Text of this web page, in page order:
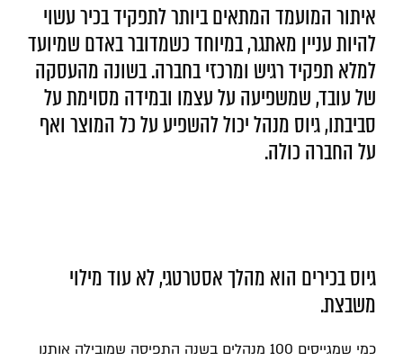
איתור המועמד המתאים ביותר לתפקיד בכיר עשוי
להיות עניין מאתגר, במיוחד כשמדובר באדם שמיועד
למלא תפקיד רגיש ומרכזי בחברה. בשונה מהעסקה
של עובד, שמשפיעה על עצמו ובמידה מסוימת על
סביבתו, גיוס מנהל יכול להשפיע על כל המוצר ואף
על החברה כולה.
גיוס בכירים הוא מהלך אסטרטגי, לא עוד מילוי
משבצת.
כמי שמגייסים 100 מנהלים בשנה התפיסה שמובילה אותנו